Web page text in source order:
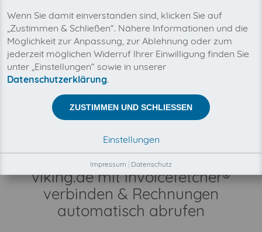
Mit invoicefetcher® können Sie alle Ihre
viking.de Rechnungen an einem Ort verwalten.
Unsere Cloud-Software spart Ihnen Zeit, Geld
und Nerven.
Zwischen invoicefetcher® und viking.de besteht keine
Geschäftsbeziehung.
Der Abruf Ihrer viking.de Rechnungen erfolgt
automatisch und ausschließlich in Ihrem
Kundenauftrag, durch unsere Automatismen,
viking.de mit invoicefetcher®
verbinden & Rechnungen
automatisch abrufen
Wenn Sie damit einverstanden sind, klicken Sie auf
„Zustimmen & Schließen“. Nähere Informationen und die
Möglichkeit zur Anpassung, zur Ablehnung oder zum
jederzeit möglichen Widerruf Ihrer Einwilligung finden Sie
unter „Einstellungen“ sowie in unserer
Datenschutzerklärung.
ZUSTIMMEN UND SCHLIESSEN
Einstellungen
Impressum | Datenschutz